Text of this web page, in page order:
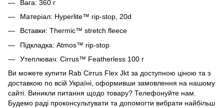
Вага: 360 г
Матеріал: Hyperlite™ rip-stop , 20d
Вставки: Thermic™ stretch fleece
Підкладка: Atmos™ rip-stop
Утеплювач: Cirrus™ Featherless 100 г
Ви можете купити Rab Cirrus Flex Jkt за доступною ціною та з
доставкою по всій Україні, оформивши замовлення на нашому
сайті. Виникли питання щодо товару? Телефонуйте нам.
Будемо раді проконсультувати та допомогти вибрати найбільш